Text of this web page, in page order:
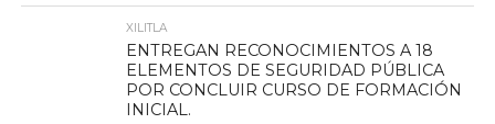
XILITLA
ENTREGAN RECONOCIMIENTOS A 18
ELEMENTOS DE SEGURIDAD PÚBLICA
POR CONCLUIR CURSO DE FORMACIÓN
INICIAL.